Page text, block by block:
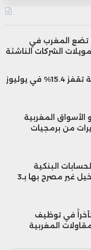
تضع المغرب في
الشركات الناشئة
واردات الغاز المغربية تقفز 15.4% في يوليوز
المغربية
من برمجيات
البنكية
والنفقات لرصد مداخيل غير مصرح بها بـ3
في توظيف
المغربية